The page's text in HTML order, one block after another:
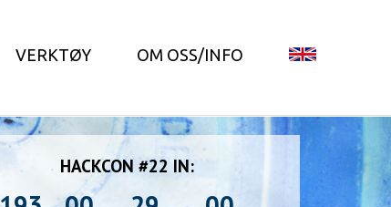
VERKTØY OM OSS/INFO
HACKCON #22 IN: